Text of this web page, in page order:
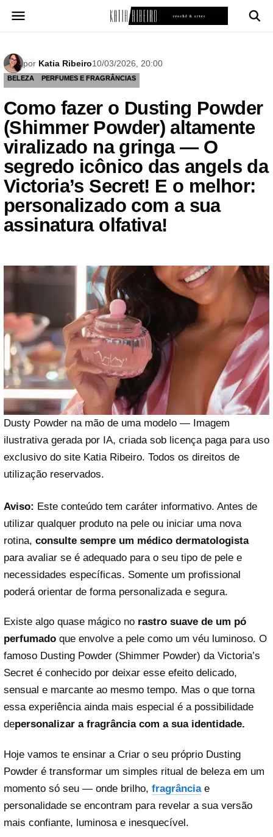
para
por Katia Ribeiro10/03/2026, 20:00
BELEZA PERFUMES E FRAGRÂNCIAS
Como fazer o Dusting Powder
(Shimmer Powder) altamente
viralizado na gringa — O
segredo icônico das angels da
Victoria’s Secret! E o melhor:
personalizado com a sua
assinatura olfativa!
Dusty Powder na mão de uma modelo — Imagem
ilustrativa gerada por IA, criada sob licença paga para uso
exclusivo do site Katia Ribeiro. Todos os direitos de
utilização reservados.
Aviso: Este conteúdo tem caráter informativo. Antes de
utilizar qualquer produto na pele ou iniciar uma nova
rotina, consulte sempre um médico dermatologista
para avaliar se é adequado para o seu tipo de pele e
necessidades específicas. Somente um profissional
poderá orientar de forma personalizada e segura.
Existe algo quase mágico no rastro suave de um pó
perfumado que envolve a pele como um véu luminoso. O
famoso Dusting Powder (Shimmer Powder) da Victoria’s
Secret é conhecido por deixar esse efeito delicado,
sensual e marcante ao mesmo tempo. Mas o que torna
essa experiência ainda mais especial é a possibilidade
depersonalizar a fragrância com a sua identidade.
Hoje vamos te ensinar a Criar o seu próprio Dusting
Powder é transformar um simples ritual de beleza em um
momento só seu — onde brilho, fragrânciae
personalidade se encontram para revelar a sua versão
mais confiante, luminosa e inesquecível.